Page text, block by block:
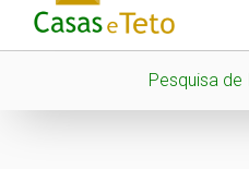
Pesquisa de